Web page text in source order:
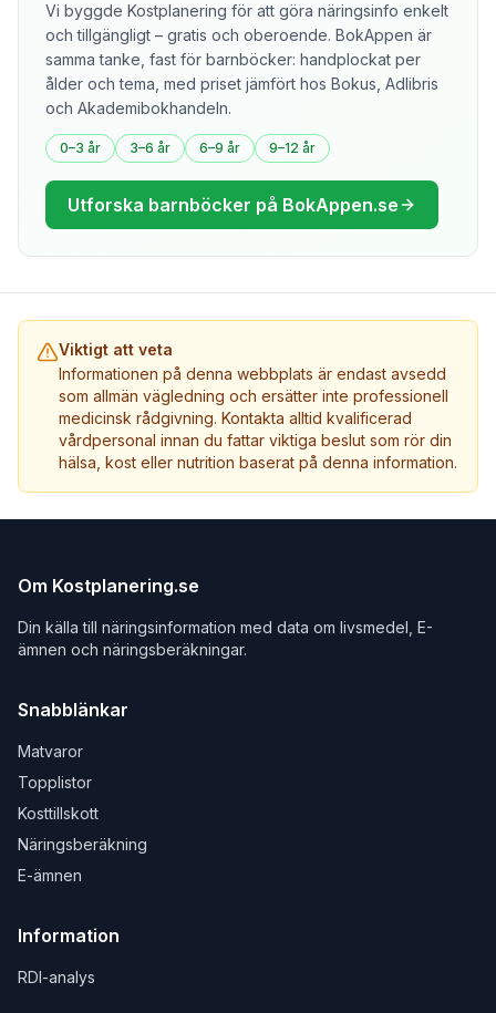
Vi byggde Kostplanering för att göra näringsinfo enkelt
och tillgängligt – gratis och oberoende. BokAppen är
samma tanke, fast för barnböcker: handplockat per
ålder och tema, med priset jämfört hos Bokus, Adlibris
och Akademibokhandeln.
0–3 år 3–6 år 6–9 år 9–12 år
Utforska barnböcker på BokAppen.se
Viktigt att veta
Informationen på denna webbplats är endast avsedd
som allmän vägledning och ersätter inte professionell
medicinsk rådgivning. Kontakta alltid kvalificerad
vårdpersonal innan du fattar viktiga beslut som rör din
hälsa, kost eller nutrition baserat på denna information.
Om Kostplanering.se
Din källa till näringsinformation med data om livsmedel, E-
ämnen och näringsberäkningar.
Snabblänkar
Matvaror
Topplistor
Kosttillskott
Näringsberäkning
E-ämnen
Information
RDI-analys